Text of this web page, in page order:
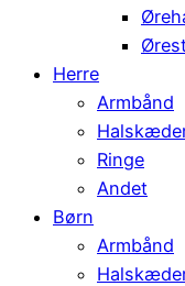
Herre
Armbånd
Ringe
Andet
Børn
Armbånd